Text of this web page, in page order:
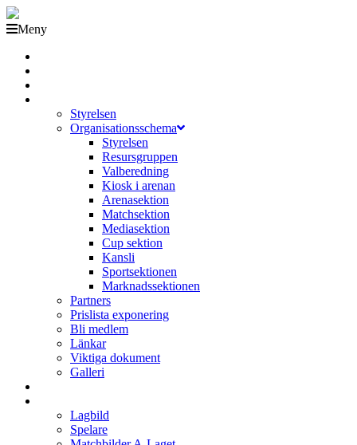
Meny
Styrelsen
Organisationsschema
Styrelsen
Resursgruppen
Valberedning
Kiosk i arenan
Arenasektion
Matchsektion
Mediasektion
Cup sektion
Kansli
Sportsektionen
Marknadssektionen
Partners
Prislista exponering
Bli medlem
Länkar
Viktiga dokument
Galleri
Lagbild
Spelare